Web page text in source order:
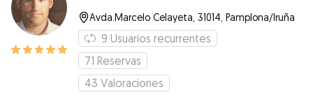
Avda.Marcelo Celayeta, 31014, Pamplona/Iruña
9 Usuarios recurrentes
71 Reservas
43 Valoraciones